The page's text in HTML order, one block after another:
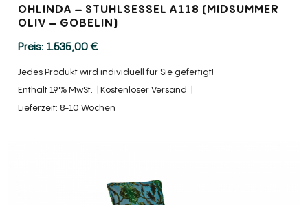
OHLINDA – STUHLSESSEL A118 (MIDSUMMER
OLIV – GOBELIN)
1.535,00€
Jedes Produkt wird individuell für Sie gefertigt!
Enthält 19% MwSt.
Kostenloser Versand
Lieferzeit: 8-10 Wochen